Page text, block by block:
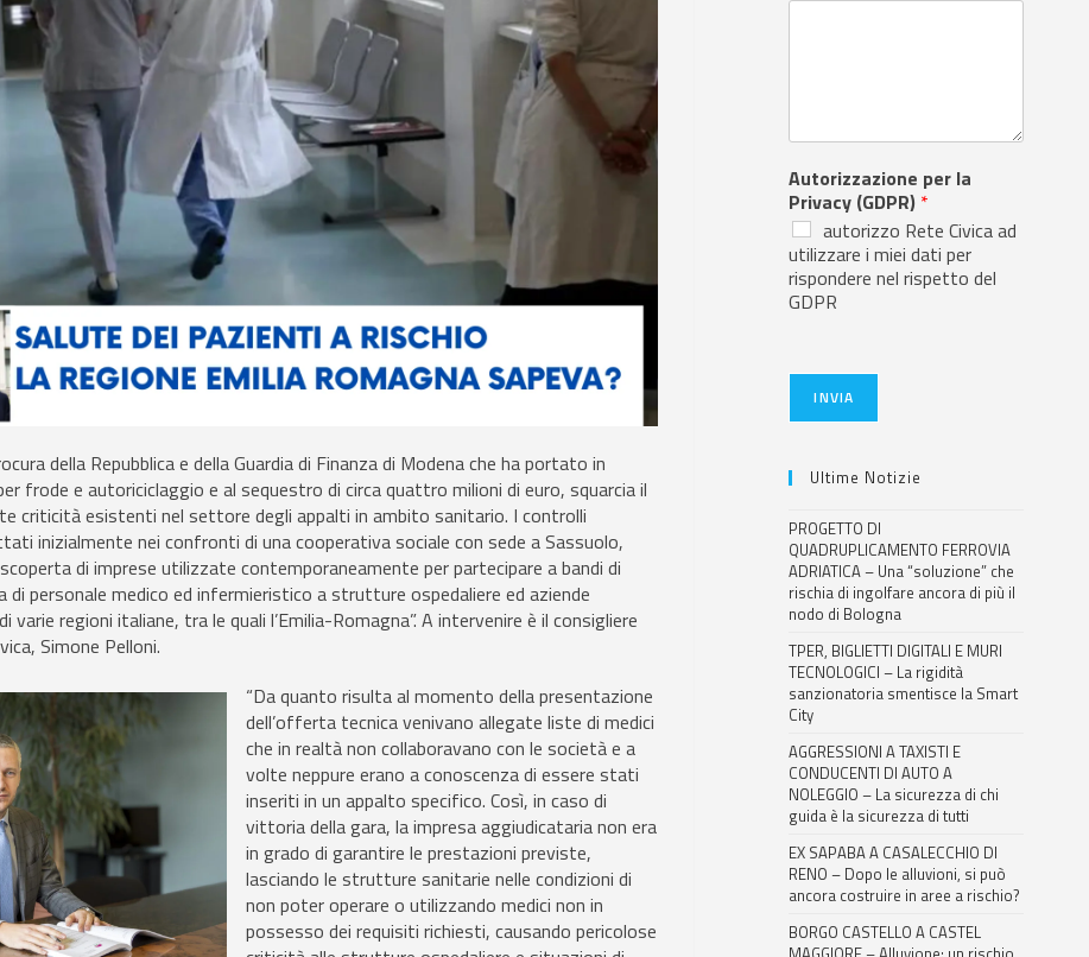
della Repubblica e della Guardia di Finanza di Modena che ha portato in
frode e autoriciclaggio e al sequestro di circa quattro milioni di euro, squarcia il
criticità esistenti nel settore degli appalti in ambito sanitario. I controlli
inizialmente nei confronti di una cooperativa sociale con sede a Sassuolo,
di imprese utilizzate contemporaneamente per partecipare a bandi di
di personale medico ed infermieristico a strutture ospedaliere ed aziende
varie regioni italiane, tra le quali l’Emilia-Romagna”. A intervenire è il consigliere
Simone Pelloni.
“Da quanto risulta al momento della presentazione
dell’offerta tecnica venivano allegate liste di medici
che in realtà non collaboravano con le società e a
volte neppure erano a conoscenza di essere stati
inseriti in un appalto specifico. Così, in caso di
vittoria della gara, la impresa aggiudicataria non era
in grado di garantire le prestazioni previste,
lasciando le strutture sanitarie nelle condizioni di
non poter operare o utilizzando medici non in
possesso dei requisiti richiesti, causando pericolose
Autorizzazione per la
Privacy (GDPR) *
autorizzo Rete Civica ad
utilizzare i miei dati per
rispondere nel rispetto del
GDPR
INVIA
Ultime Notizie
PROGETTO DI
QUADRUPLICAMENTO FERROVIA
ADRIATICA – Una “soluzione” che
rischia di ingolfare ancora di più il
nodo di Bologna
TPER, BIGLIETTI DIGITALI E MURI
TECNOLOGICI – La rigidità
sanzionatoria smentisce la Smart
City
AGGRESSIONI A TAXISTI E
CONDUCENTI DI AUTO A
NOLEGGIO – La sicurezza di chi
guida è la sicurezza di tutti
EX SAPABA A CASALECCHIO DI
RENO – Dopo le alluvioni, si può
ancora costruire in aree a rischio?
BORGO CASTELLO A CASTEL